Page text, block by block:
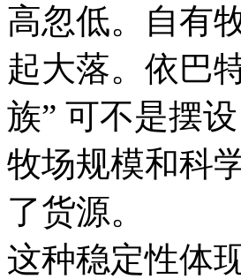
高忽低。自有
起大落。依巴
族” 可不是摆
牧场规模和科
了货源。
这种稳定性体